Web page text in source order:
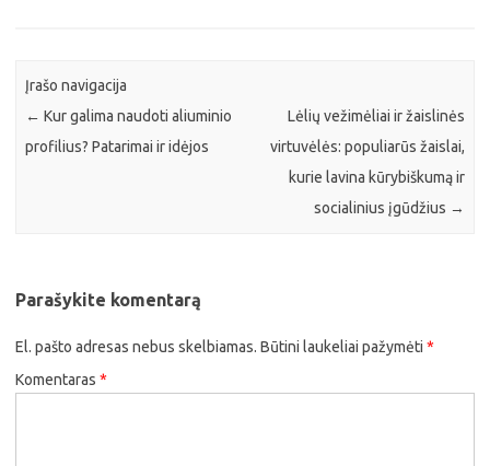
Įrašo navigacija
← Kur galima naudoti aliuminio
profilius? Patarimai ir idėjos
Lėlių vežimėliai ir žaislinės
virtuvėlės: populiarūs žaislai,
kurie lavina kūrybiškumą ir
socialinius įgūdžius →
Parašykite komentarą
El. pašto adresas nebus skelbiamas. Būtini laukeliai pažymėti *
Komentaras *